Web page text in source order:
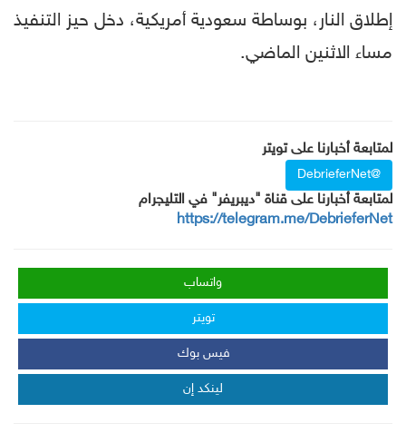
إطلاق النار، بوساطة سعودية أمريكية، دخل حيز التنفيذ
مساء الاثنين الماضي.
لمتابعة أخبارنا على تويتر
@DebrieferNet
لمتابعة أخبارنا على قناة "ديبريفر" في التليجرام
https://telegram.me/DebrieferNet
واتساب
تويتر
فيس بوك
لينكد إن